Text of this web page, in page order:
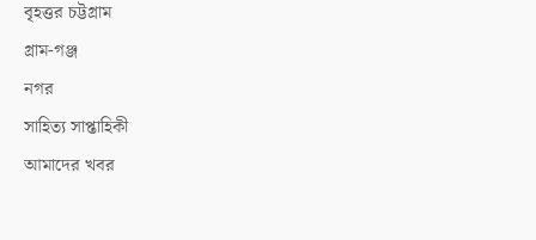
বৃহত্তর চট্টগ্রাম
গ্রাম-গঞ্জ
নগর
সাহিত্য সাপ্তাহিকী
আমাদের খবর